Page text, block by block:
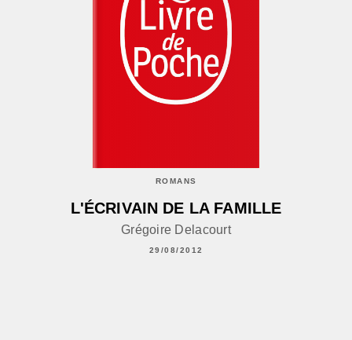
ROMANS
L'ÉCRIVAIN DE LA FAMILLE
Grégoire Delacourt
29/08/2012